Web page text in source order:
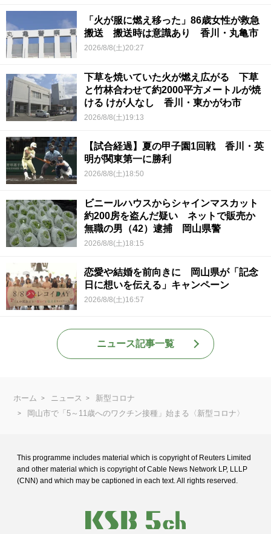
「火が服に燃え移った」86歳女性が救急
搬送 搬送時は意識あり 香川・丸亀市
2026/8/8(土)20:27
下草を焼いていた火が燃え広がる 下草
と竹林合わせて約2000平方メートルが焼
ける けが人なし 香川・東かがわ市
2026/8/8(土)19:13
【試合経過】夏の甲子園1回戦 香川・英
明が関東第一に勝利
2026/8/8(土)18:50
ビニールハウスからシャインマスカット
約200房を盗んだ疑い ネットで販売か
無職の男（42）逮捕 岡山県警
2026/8/8(土)18:15
恋愛や結婚を前向きに 岡山県が「記念
日に想いを伝える」キャンペーン
2026/8/8(土)16:57
ニュース記事一覧
ホーム ニュース
新型コロナ
岡山市で「5～11歳へのワクチン接種」始まる〈新型コロナ〉
This programme includes material which is copyright of Reuters Limited
and other material which is copyright of Cable News Network LP, LLLP
(CNN) and which may be captioned in each text. All rights reserved.